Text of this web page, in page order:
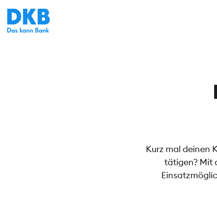
Kurz mal deinen
tätigen? Mit